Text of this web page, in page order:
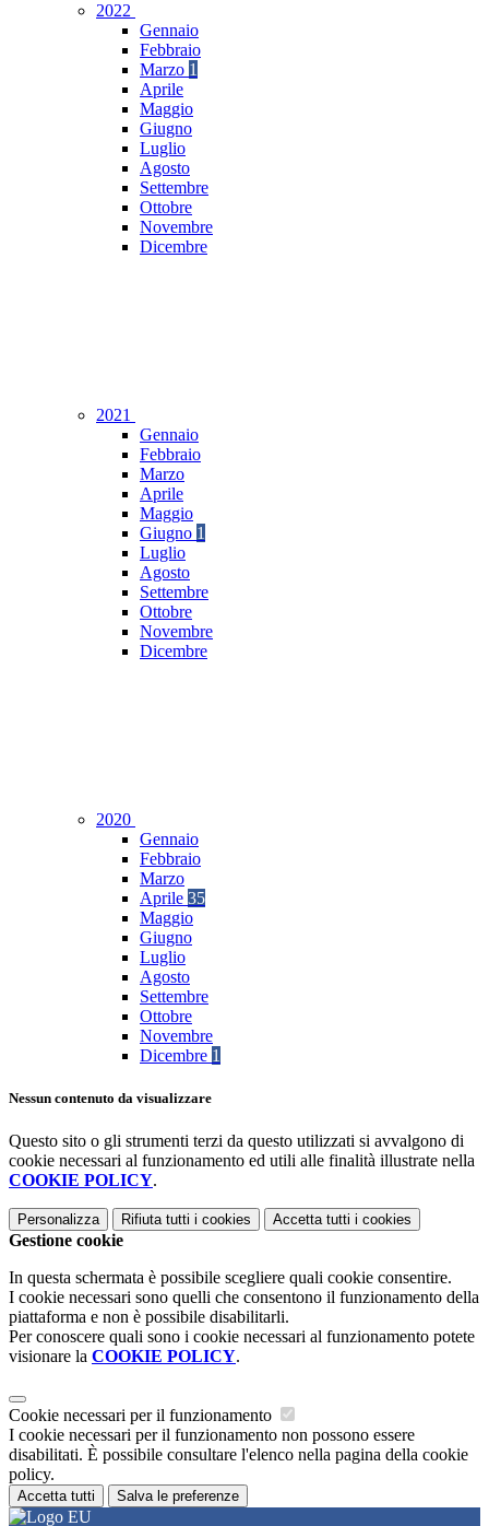
2022
Gennaio
Febbraio
Marzo 1
Aprile
Maggio
Giugno
Luglio
Agosto
Settembre
Ottobre
Novembre
Dicembre
2021
Gennaio
Febbraio
Marzo
Aprile
Maggio
Giugno 1
Luglio
Agosto
Settembre
Ottobre
Novembre
Dicembre
2020
Gennaio
Febbraio
Marzo
Aprile 35
Maggio
Giugno
Luglio
Agosto
Settembre
Ottobre
Novembre
Dicembre 1
Nessun contenuto da visualizzare
Questo sito o gli strumenti terzi da questo utilizzati si avvalgono di
cookie necessari al funzionamento ed utili alle finalità illustrate nella
COOKIE POLICY.
Personalizza Rifiuta tutti i cookies Accetta tutti i cookies
Gestione cookie
In questa schermata è possibile scegliere quali cookie consentire.
I cookie necessari sono quelli che consentono il funzionamento della
piattaforma e non è possibile disabilitarli.
Per conoscere quali sono i cookie necessari al funzionamento potete
visionare la COOKIE POLICY.
Cookie necessari per il funzionamento
I cookie necessari per il funzionamento non possono essere
disabilitati. È possibile consultare l'elenco nella pagina della cookie
policy.
Accetta tutti Salva le preferenze